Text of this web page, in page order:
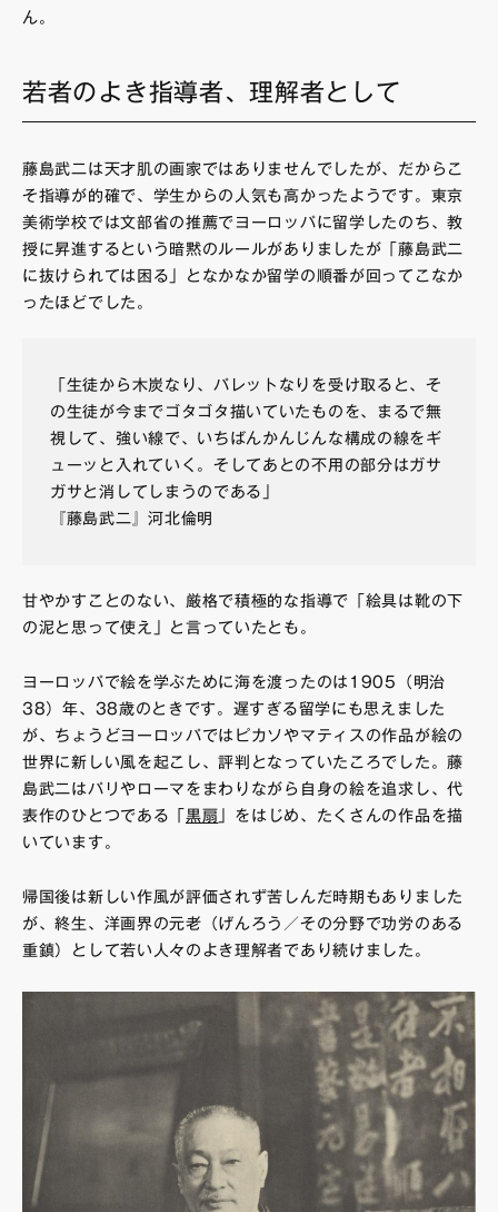
ん。
若者のよき指導者、理解者として
藤島武二は天才肌の画家ではありませんでしたが、だからこ
そ指導が的確で、学生からの人気も高かったようです。東京
美術学校では文部省の推薦でヨーロッパに留学したのち、教
授に昇進するという暗黙のルールがありましたが「藤島武二
に抜けられては困る」となかなか留学の順番が回ってこなか
ったほどでした。
「生徒から木炭なり、パレットなりを受け取ると、そ
の生徒が今までゴタゴタ描いていたものを、まるで無
視して、強い線で、いちばんかんじんな構成の線をギ
ューッと入れていく。そしてあとの不用の部分はガサ
ガサと消してしまうのである」
『藤島武二』河北倫明
甘やかすことのない、厳格で積極的な指導で「絵具は靴の下
の泥と思って使え」と言っていたとも。
ヨーロッパで絵を学ぶために海を渡ったのは1905（明治
38）年、38歳のときです。遅すぎる留学にも思えました
が、ちょうどヨーロッパではピカソやマティスの作品が絵の
世界に新しい風を起こし、評判となっていたころでした。藤
島武二はパリやローマをまわりながら自身の絵を追求し、代
表作のひとつである「 黒扇
」をはじめ、たくさんの作品を描
いています。
帰国後は新しい作風が評価されず苦しんだ時期もありました
が、終生、洋画界の元老（げんろう／その分野で功労のある
重鎮）として若い人々のよき理解者であり続けました。